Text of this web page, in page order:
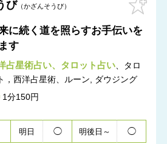
び かざんそうび
に続く道を照らすお手伝いを
す
占星術占い タロット占い
タロ
，西洋占星術
ルーン, ダウジング
1分150円
明日 ◯ 明後日～ ◯